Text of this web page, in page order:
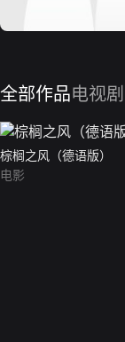
全部作品电视剧
棕榈之风（德语版）
电影